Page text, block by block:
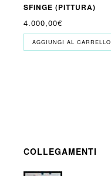
SFINGE (PITTURA)
4.000,00€
AGGIUNGI AL CARRELLO
COLLEGAMENTI